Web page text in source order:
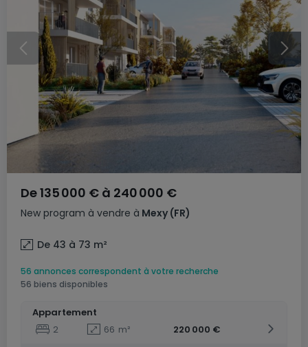
New program à vendre à Mexy (FR)
De135 000 € à 240 000 €
De 43 à 73 m²
56 annonces correspondent à votre recherche
56 biens disponibles
Appartement
2
66 m²
220 000 €